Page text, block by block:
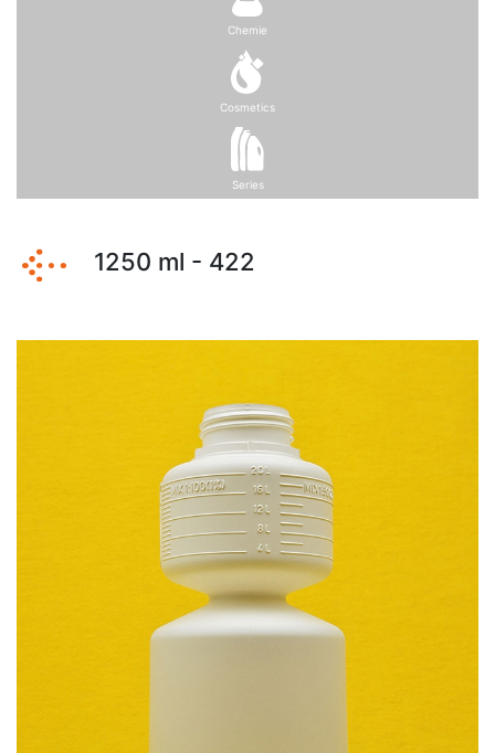
Chemie
Cosmetics
Series
1250 ml - 422